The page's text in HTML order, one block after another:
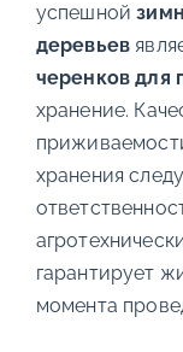
успешной
деревьев
черенков для
хранение.
хранения
гарантирует
момента